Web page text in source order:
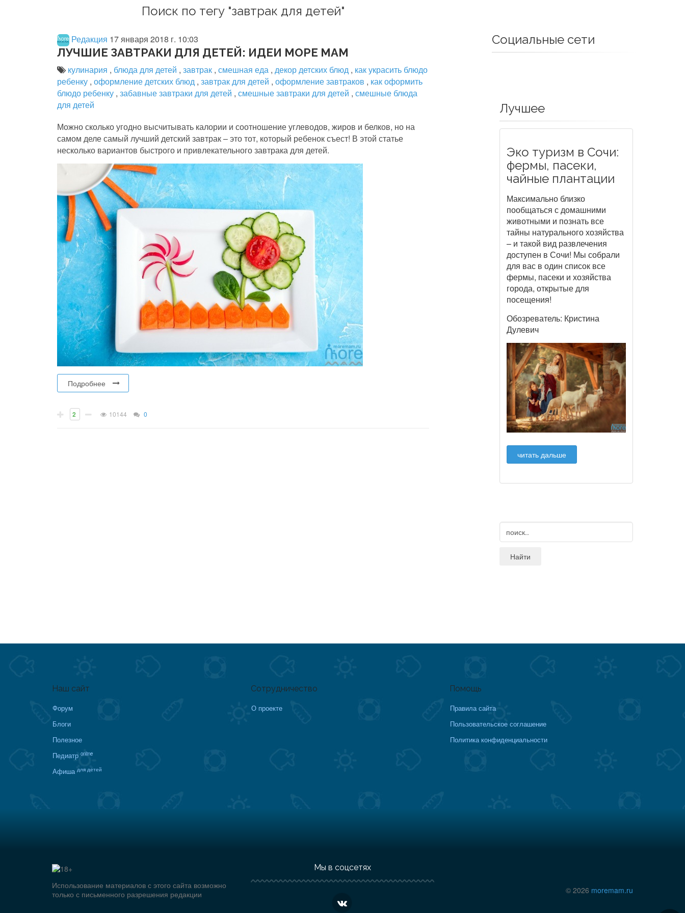
Поиск по тегу "завтрак для детей"
Редакция 17 января 2018 г. 10:03
ЛУЧШИЕ ЗАВТРАКИ ДЛЯ ДЕТЕЙ: ИДЕИ МОРЕ МАМ
кулинария , блюда для детей , завтрак , смешная еда , декор детских блюд , как украсить блюдо
ребенку , оформление детских блюд , завтрак для детей , оформление завтраков , как оформить
блюдо ребенку , забавные завтраки для детей , смешные завтраки для детей , смешные блюда
для детей
Можно сколько угодно высчитывать калории и соотношение углеводов, жиров и белков, но на
самом деле самый лучший детский завтрак – это тот, который ребенок съест! В этой статье
несколько вариантов быстрого и привлекательного завтрака для детей.
Подробнее
2 10144 0
Социальные сети
Лучшее
Эко туризм в Сочи:
фермы, пасеки,
чайные плантации
Максимально близко
пообщаться с домашними
животными и познать все
тайны натурального хозяйства
– и такой вид развлечения
доступен в Сочи! Мы собрали
для вас в один список все
фермы, пасеки и хозяйства
города, открытые для
посещения!
Обозреватель: Кристина
Дулевич
читать дальше
Наш сайт
Форум
Блоги
Полезное
Педиатр online
Афиша для детей
Сотрудничество
О проекте
Помощь
Правила сайта
Пользовательское соглашение
Политика конфиденциальности
Использование материалов с этого сайта возможно
только с письменного разрешения редакции
Мы в соцсетях
© 2026 moremam.ru